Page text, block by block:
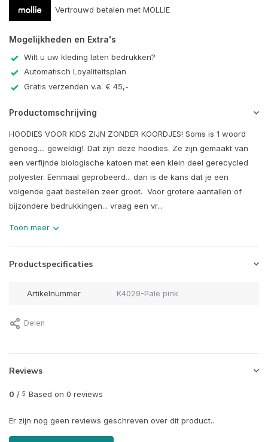
Vertrouwd betalen met MOLLIE
Mogelijkheden en Extra's
Wilt u uw kleding laten bedrukken?
Automatisch Loyaliteitsplan
Gratis verzenden v.a. € 45,-
Productomschrijving
HOODIES VOOR KIDS ZIJN ZONDER KOORDJES! Soms is 1 woord
genoeg.... geweldig!. Dat zijn deze hoodies. Ze zijn gemaakt van
een verfijnde biologische katoen met een klein deel gerecycled
polyester. Eenmaal geprobeerd... dan is de kans dat je een
volgende gaat bestellen zeer groot. Voor grotere aantallen of
bijzondere bedrukkingen... vraag een vr...
Toon meer
Productspecificaties
Artikelnummer K4029-Pale pink
Delen
Reviews
0 / 5 Based on 0 reviews
Er zijn nog geen reviews geschreven over dit product..